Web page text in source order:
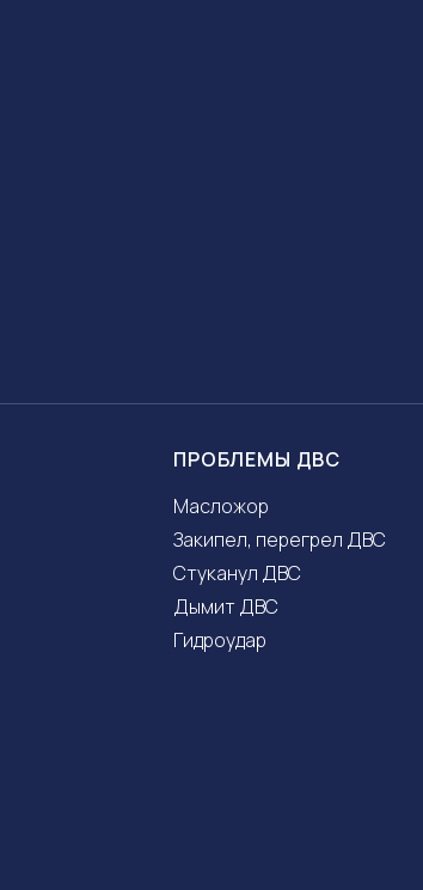
ПРОБЛЕМЫ ДВС
Масложор
Закипел, перегрел ДВС
Стуканул ДВС
Дымит ДВС
Гидроудар